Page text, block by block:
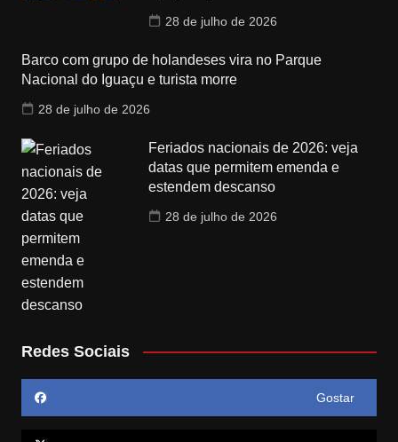
28 de julho de 2026
Barco com grupo de holandeses vira no Parque
Nacional do Iguaçu e turista morre
28 de julho de 2026
Feriados nacionais de 2026: veja
datas que permitem emenda e
estendem descanso
28 de julho de 2026
Redes Sociais
Gostar